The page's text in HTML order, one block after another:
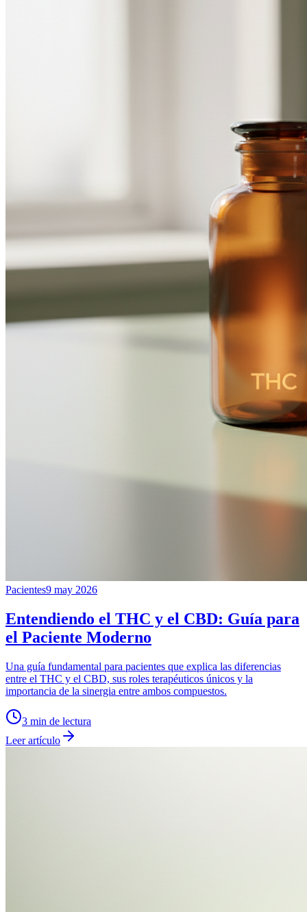
Pacientes9 may 2026
Entendiendo el THC y el CBD: Guía para
el Paciente Moderno
Una guía fundamental para pacientes que explica las diferencias
entre el THC y el CBD, sus roles terapéuticos únicos y la
importancia de la sinergia entre ambos compuestos.
3 min de lectura
Leer artículo